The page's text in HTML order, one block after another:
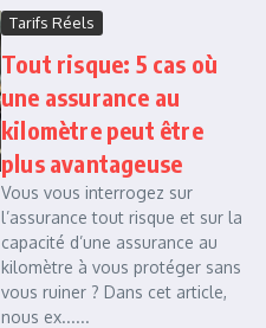
Tarifs Réels
Tout risque: 5 cas où
une assurance au
kilomètre peut être
plus avantageuse
Vous vous interrogez sur
l’assurance tout risque et sur la
capacité d’une assurance au
kilomètre à vous protéger sans
vous ruiner ? Dans cet article,
nous ex......